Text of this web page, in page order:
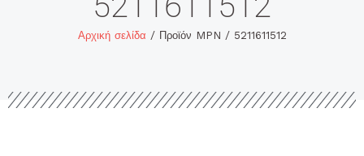
Αρχική σελίδα / Προϊόν MPN / 5211611512